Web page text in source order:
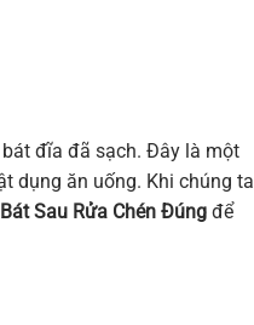
đĩa đã sạch. Đây là một
dụng ăn uống. Khi chúng ta
Sau Rửa Chén Đúngđể